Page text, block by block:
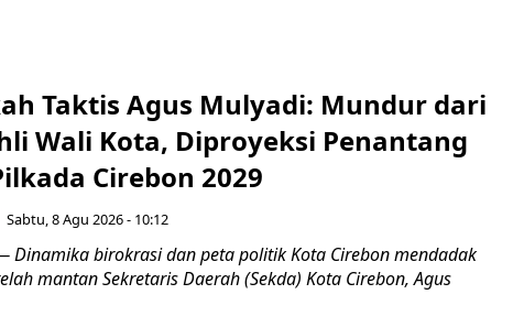
Taktis Agus Mulyadi: Mundur dari
Wali Kota, Diproyeksi Penantang
Cirebon 2029
Sabtu, 8 Agu 2026 - 10:12
Dinamika birokrasi dan peta politik Kota Cirebon mendadak
mantan Sekretaris Daerah (Sekda) Kota Cirebon, Agus